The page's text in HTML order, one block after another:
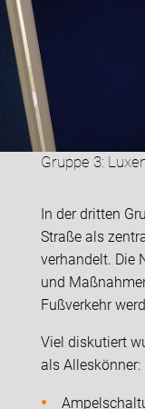
Gruppe 3:
In der dritten
Straße als
verhandelt. Die
und
Fußverkehr
Viel diskutiert
als Alleskönner: